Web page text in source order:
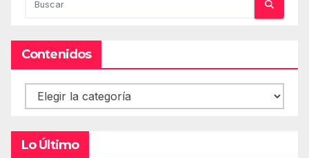
Contenidos
Contenidos
Lo Último